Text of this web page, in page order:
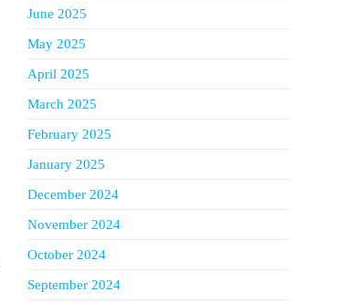
June 2025
May 2025
April 2025
March 2025
February 2025
January 2025
December 2024
November 2024
October 2024
September 2024